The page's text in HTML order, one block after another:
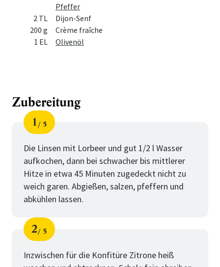
Pfeffer
2 TL
Dijon-Senf
200 g
Crème fraîche
1 EL
Olivenöl
Zubereitung
Schritt
1
von
5
Die Linsen mit Lorbeer und gut 1/2 l Wasser
aufkochen, dann bei schwacher bis mittlerer
Hitze in etwa 45 Minuten zugedeckt nicht zu
weich garen. Abgießen, salzen, pfeffern und
abkühlen lassen.
Schritt
2
von
5
Inzwischen für die Konfitüre Zitrone heiß